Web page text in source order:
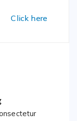
Click here